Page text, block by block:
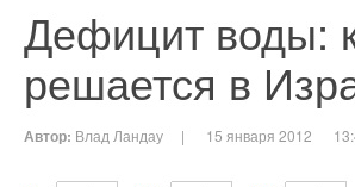
Дефицит воды:
решается в
Автор: Влад Ландау | 15 января 2012